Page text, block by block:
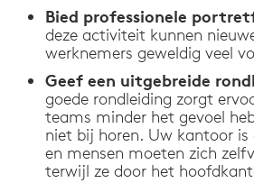
Bied professionele
deze activiteit kunnen
werknemers geweldig veel
Geef een uitgebreide
goede rondleiding zorgt
teams minder het gevoel
niet bij horen. Uw kantoor is
en mensen moeten zich
terwijl ze door het